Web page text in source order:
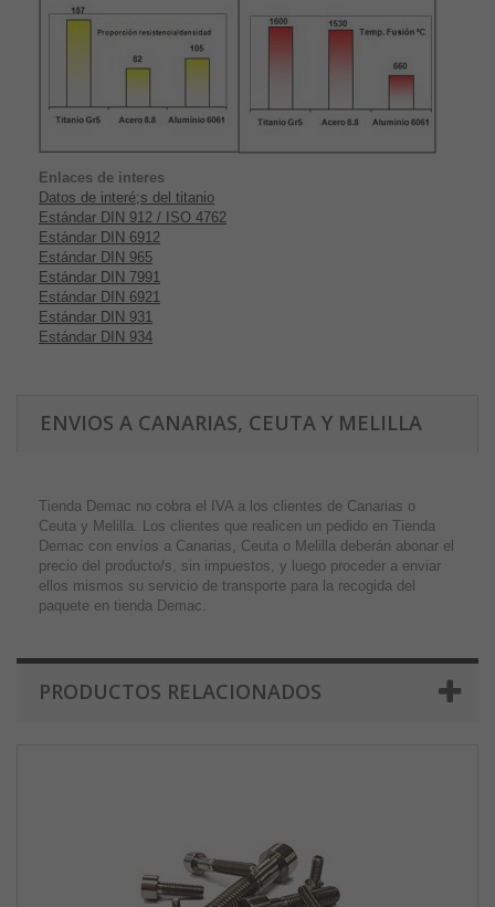
Enlaces de interes
Datos de interé;s del titanio
Estándar DIN 912 / ISO 4762
Estándar DIN 6912
Estándar DIN 965
Estándar DIN 7991
Estándar DIN 6921
Estándar DIN 931
Estándar DIN 934
ENVIOS A CANARIAS, CEUTA Y MELILLA
Tienda Demac no cobra el IVA a los clientes de Canarias o
Ceuta y Melilla. Los clientes que realicen un pedido en Tienda
Demac con envíos a Canarias, Ceuta o Melilla deberán abonar el
precio del producto/s, sin impuestos, y luego proceder a enviar
ellos mismos su servicio de transporte para la recogida del
paquete en tienda Demac.
PRODUCTOS RELACIONADOS